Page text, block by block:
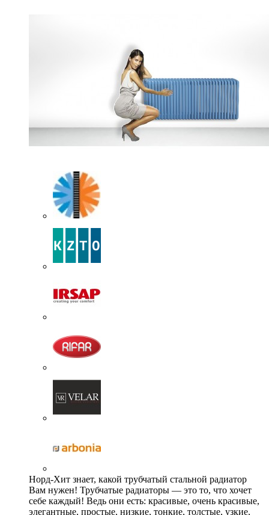
Норд-Хит знает, какой трубчатый стальной радиатор
Вам нужен! Трубчатые радиаторы — это то, что хочет
себе каждый! Ведь они есть: красивые, очень красивые,
элегантные, простые, низкие, тонкие, толстые, узкие,